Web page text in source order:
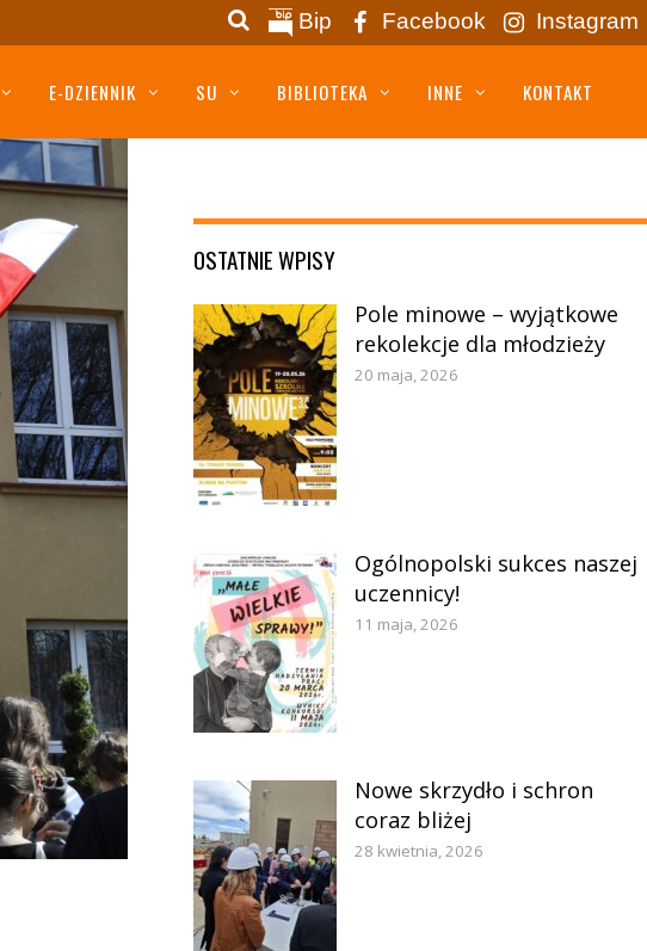
Bip Facebook Instagram
E-DZIENNIK SU BIBLIOTEKA INNE KONTAKT
OSTATNIE WPISY
Pole minowe – wyjątkowe
rekolekcje dla młodzieży
20 maja, 2026
Ogólnopolski sukces naszej
uczennicy!
11 maja, 2026
Nowe skrzydło i schron
coraz bliżej
28 kwietnia, 2026